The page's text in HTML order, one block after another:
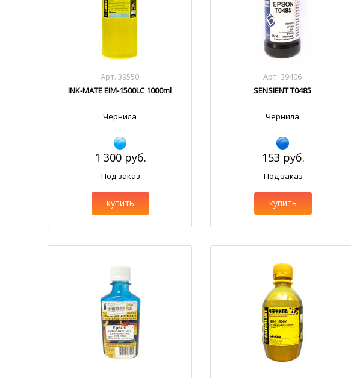
Арт. 39550
INK-MATE EIM-1500LC 1000ml
Чернила
1 300 руб.
Под заказ
купить
Арт. 39406
SENSIENT T0485
Чернила
153 руб.
Под заказ
купить